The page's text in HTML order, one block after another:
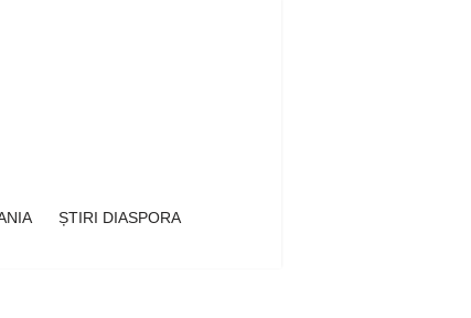
ȘTIRI DIASPORA